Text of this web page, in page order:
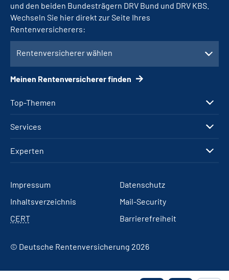
Top-Themen
Services
Experten
und den beiden Bundesträgern DRV Bund und DRV KBS.
Wechseln Sie hier direkt zur Seite Ihres
Rentenversicherers:
Rentenversicherer wählen
Meinen Rentenversicherer finden
Impressum
Datenschutz
Inhaltsverzeichnis
Mail-Security
CERT
Barrierefreiheit
© Deutsche Rentenversicherung 2026